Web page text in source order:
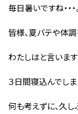
:
毎日暑いですね・・・
皆様、夏バテや体調
わたしはと言いま
３日間寝込んでしま
何も考えずに、久し